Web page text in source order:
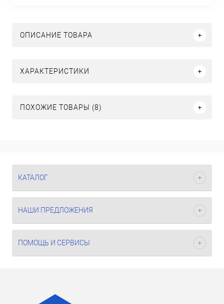
ОПИСАНИЕ ТОВАРА
ХАРАКТЕРИСТИКИ
ПОХОЖИЕ ТОВАРЫ (8)
КАТАЛОГ
НАШИ ПРЕДЛОЖЕНИЯ
ПОМОЩЬ И СЕРВИСЫ